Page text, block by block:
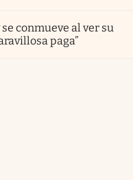
conmueve al ver su
paga”